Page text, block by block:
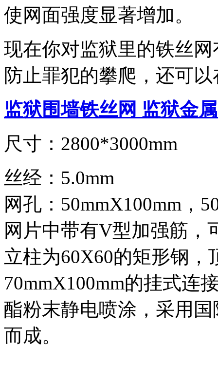
使网面强度显著增加。
现在你对监狱里的铁丝
防止罪犯的攀爬，还可
监狱围墙铁丝网 监狱金
尺寸：2800*3000mm
丝经：5.0mm
网孔：50mmX100mm，
网片中带有V型加强筋，
立柱为60X60的矩形钢
70mmX100mm的挂式连
酯粉末静电喷涂，采用
而成。